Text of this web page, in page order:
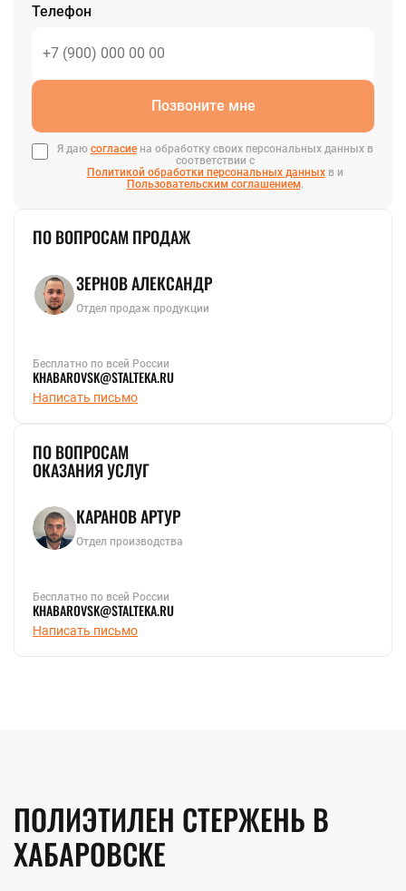
Телефон
Позвоните мне
Я даю согласиена обработку своих персональных данных в
соответствии с
Политикой обработки персональных данныхв и
Пользовательским соглашением.
ПО ВОПРОСАМ ПРОДАЖ
ЗЕРНОВ АЛЕКСАНДР
Отдел продаж продукции
Бесплатно по всей России
KHABAROVSK@STALTEKA.RU
Написать письмо
ПО ВОПРОСАМ
ОКАЗАНИЯ УСЛУГ
КАРАНОВ АРТУР
Отдел производства
Бесплатно по всей России
KHABAROVSK@STALTEKA.RU
Написать письмо
ПОЛИЭТИЛЕН СТЕРЖЕНЬ В
ХАБАРОВСКЕ